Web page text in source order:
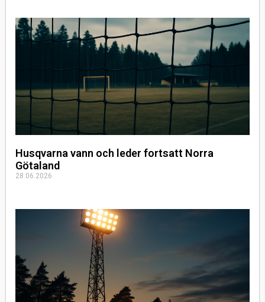
Husqvarna vann och leder fortsatt Norra
Götaland
28.06.2026